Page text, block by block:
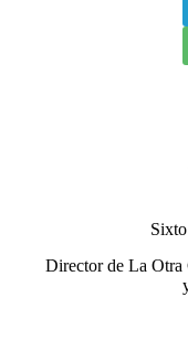
Director de La Otra